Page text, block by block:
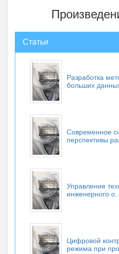
Статьи
Разработка
больших
Современное
перспективы
Управление
инженерного о...
Цифровой
режима при